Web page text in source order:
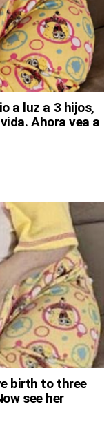
a luz a 3 hijos,
Ahora vea a
birth to three
see her